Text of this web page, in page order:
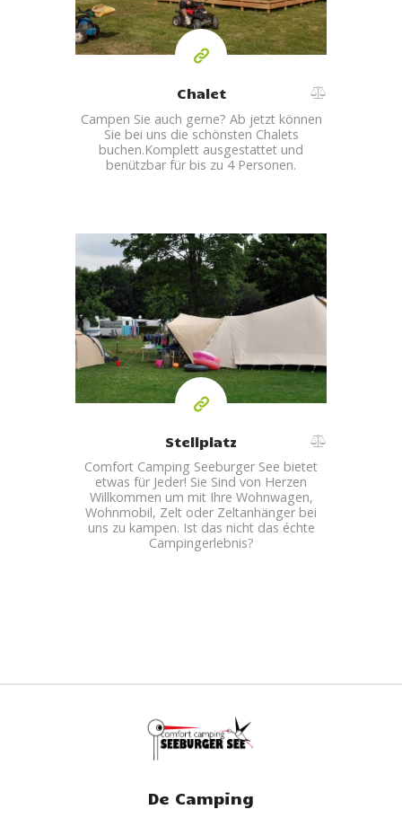
Chalet
Campen Sie auch gerne? Ab jetzt können
Sie bei uns die schönsten Chalets
buchen.Komplett ausgestattet und
benützbar für bis zu 4 Personen.
Stellplatz
Comfort Camping Seeburger See bietet
etwas für Jeder! Sie Sind von Herzen
Willkommen um mit Ihre Wohnwagen,
Wohnmobil, Zelt oder Zeltanhänger bei
uns zu kampen. Ist das nicht das échte
Campingerlebnis?
De Camping